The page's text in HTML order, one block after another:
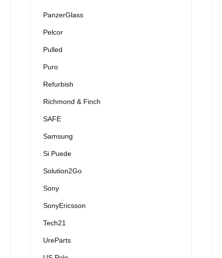
PanzerGlass
Pelcor
Pulled
Puro
Refurbish
Richmond & Finch
SAFE
Samsung
Si Puede
Solution2Go
Sony
SonyEricsson
Tech21
UreParts